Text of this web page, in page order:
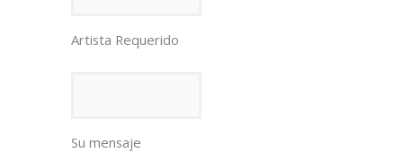
Artista Requerido
Su mensaje